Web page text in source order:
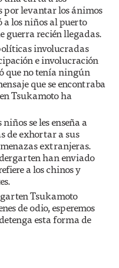
por levantar los ánimos
a los niños al puerto
guerra recién llegadas.
involucradas
e involucración
que no tenía ningún
que se encontraba
Tsukamoto ha
se les enseña a
de exhortar a sus
extranjeras.
han enviado
a los chinos y
Tsukamoto
de odio, esperemos
esta forma de